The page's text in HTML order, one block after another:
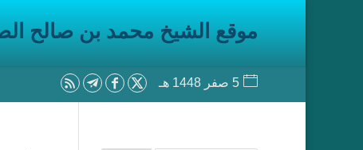
موقع الشيخ محمد بن صالح
5 صفر 1448 هـ